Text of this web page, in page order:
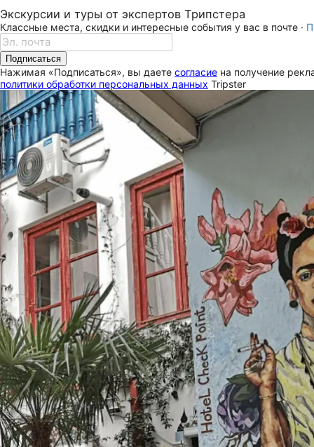
Экскурсии и туры от экспертов Трипстера
Классные места, скидки и интересные события у вас в почте ·
Подписаться
Нажимая «Подписаться», вы даете согласие на получение
политики обработки персональных данных Tripster